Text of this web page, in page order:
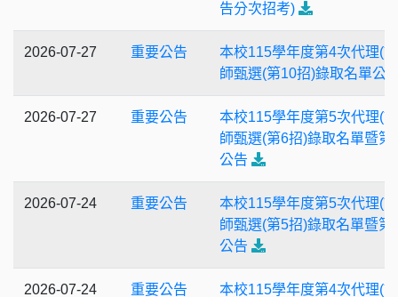
告分次招考)
2026-07-27 重要公告
本校115學年度第4次代理(
師甄選(第10招)錄取名單公
2026-07-27 重要公告
本校115學年度第5次代理(
師甄選(第6招)錄取名單暨第
公告
2026-07-24 重要公告
本校115學年度第5次代理(
師甄選(第5招)錄取名單暨第
公告
2026-07-24 重要公告 本校115學年度第4次代理(